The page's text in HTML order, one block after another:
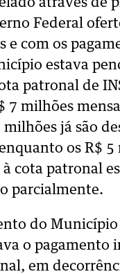
através de
Federal
e com os
estava
patronal de
7 milhões
milhões já são
os R$ 5
cota patronal
parcialmente.
do Município
o pagamento
em